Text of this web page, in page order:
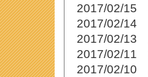
2017/02/15
2017/02/14
2017/02/13
2017/02/11
2017/02/10